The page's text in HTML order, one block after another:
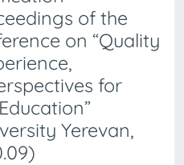
of the
on “Quality
for
Yerevan,